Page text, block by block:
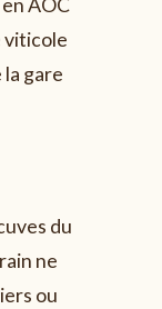
viticole
gare
du
ne
ou